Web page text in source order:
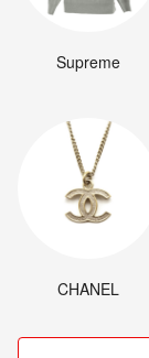
Supreme
CHANEL